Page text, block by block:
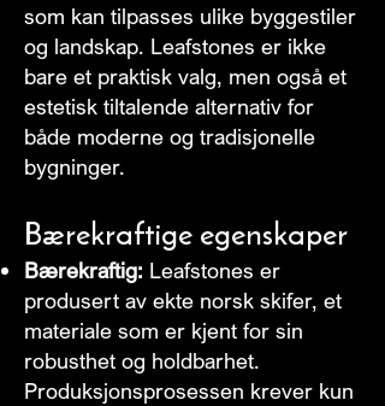
som kan tilpasses ulike byggestiler
og landskap. Leafstones er ikke
bare et praktisk valg, men også et
estetisk tiltalende alternativ for
både moderne og tradisjonelle
bygninger.
Bærekraftige egenskaper
Bærekraftig: Leafstones er
produsert av ekte norsk skifer, et
materiale som er kjent for sin
robusthet og holdbarhet.
Produksjonsprosessen krever kun